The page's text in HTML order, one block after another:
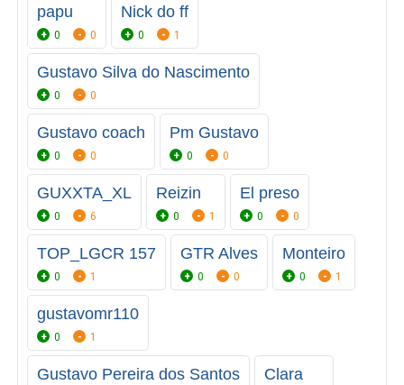
papu
0 0
Nick do ff
0 1
Gustavo Silva do Nascimento
0 0
Gustavo coach
0 0
Pm Gustavo
0 0
GUXXTA_XL
0 6
Reizin
0 1
El preso
0 0
TOP_LGCR 157
0 1
GTR Alves
0 0
Monteiro
0 1
gustavomr110
0 1
Gustavo Pereira dos Santos Clara